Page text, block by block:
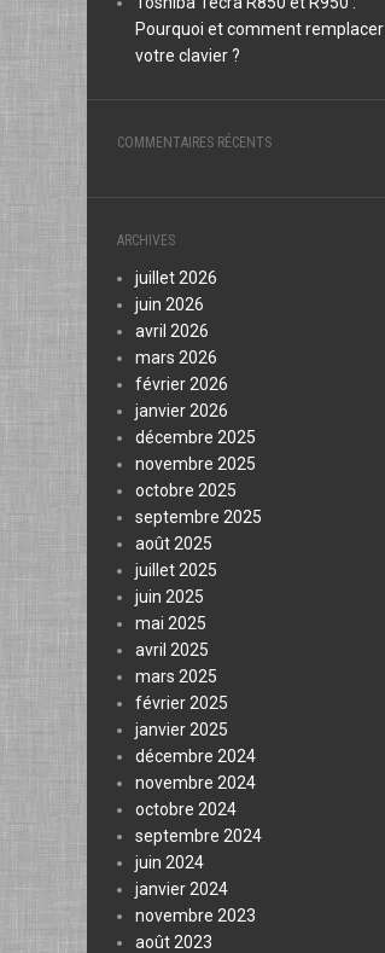
Pourquoi et comment remplacer
votre clavier ?
COMMENTAIRES RÉCENTS
ARCHIVES
juillet 2026
juin 2026
avril 2026
mars 2026
février 2026
janvier 2026
décembre 2025
novembre 2025
octobre 2025
septembre 2025
août 2025
juillet 2025
juin 2025
mai 2025
avril 2025
mars 2025
février 2025
janvier 2025
décembre 2024
novembre 2024
octobre 2024
septembre 2024
juin 2024
janvier 2024
novembre 2023
août 2023